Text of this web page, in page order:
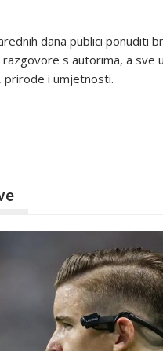
dana publici ponuditi
s autorima, a sve
prirode i umjetnosti.